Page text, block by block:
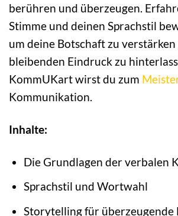
berühren und überzeugen.
Stimme und deinen Sprachstil
um deine Botschaft zu
bleibenden Eindruck zu
KommUKart wirst du zum
Kommunikation.
Inhalte:
Die Grundlagen der verbalen
Sprachstil und Wortwahl
Storytelling für überzeugende